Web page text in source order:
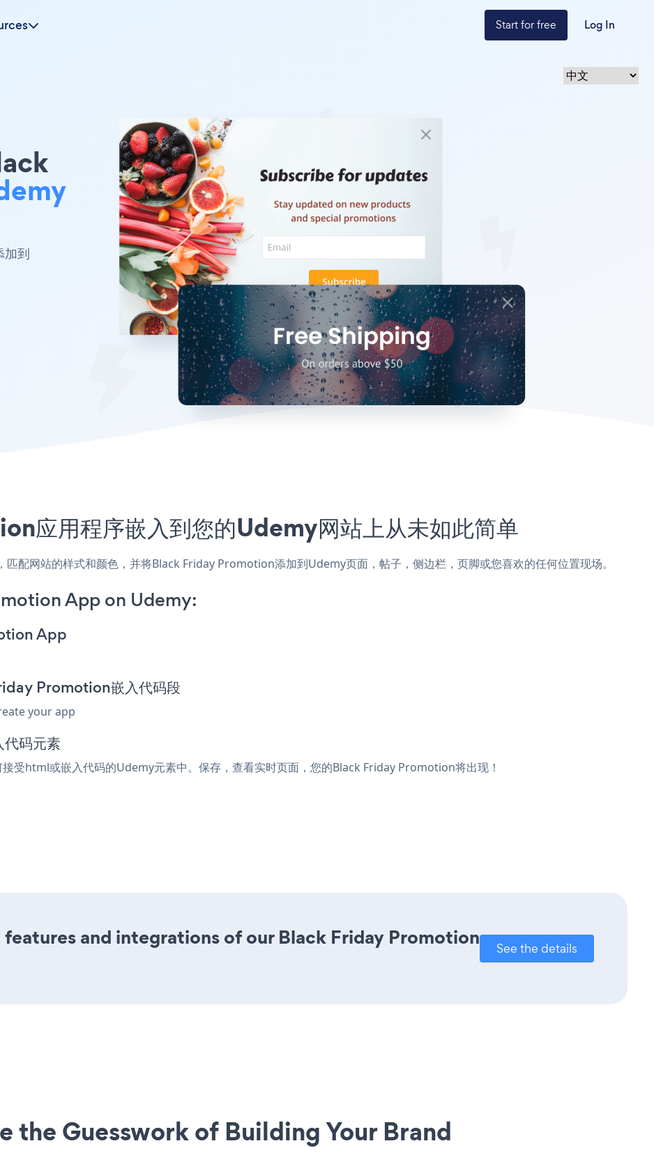
Start for free Log In
到
应用程序嵌入到您的Udemy网站上从未如此简单
配网站的样式和颜色，并将Black Friday Promotion添加到Udemy页面，帖子，侧边栏，页脚或您喜欢的任何位置现场。
App on Udemy:
App
Promotion嵌入代码段
your app
码元素
受html或嵌入代码的Udemy元素中。保存，查看实时页面，您的Black Friday Promotion将出现！
and integrations of our Black Friday Promotion
See the details
the Guesswork of Building Your Brand